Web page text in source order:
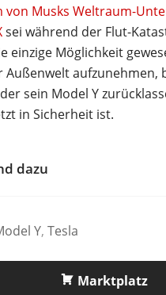
von Musks Weltraum-
sei während der Flut-
einzige Möglichkeit
Außenwelt aufzunehmen,
sein Model Y
in Sicherheit ist.
dazu
Y, Tesla
Marktplatz